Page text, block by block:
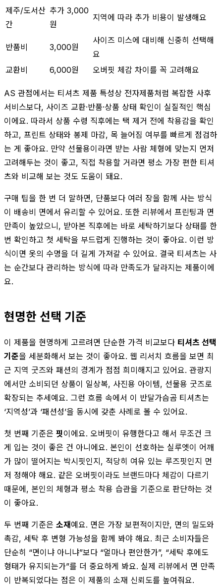
제주/도서산
간
추가 3,000
원
지역에 따라 추가 비용이 발생해요
반품비 3,000원
사이즈 미스에 대비해 신중히 선택해
요
교환비
6,000원 오버핏 체감 차이를 꼭 고려해요
AS 관점에서는 티셔츠 제품 특성상 전자제품처럼 복잡한 사후
서비스보다, 사이즈 교환·반품·상품 상태 확인이 실질적인 핵심
이에요. 따라서 상품 수령 직후에는 택 제거 전에 착용감을 확인
하고, 프린트 상태와 봉제 마감, 목 늘어짐 여부를 빠르게 점검하
는 게 좋아요. 만약 선물용이라면 받는 사람 체형에 맞는지 먼저
고려해두는 것이 좋고, 직접 착용할 거라면 평소 가장 편한 티셔
츠와 비교해 보는 것도 도움이 돼요.
구매 팁을 한 번 더 말하면, 단품보다 여러 장을 함께 사는 방식
이 배송비 면에서 유리할 수 있어요. 또한 리뷰에서 프린팅과 면
만족이 높았으니, 받아본 직후에는 바로 세탁하기보다 상태를 한
번 확인하고 첫 세탁을 부드럽게 진행하는 것이 좋아요. 이런 방
식이면 옷의 수명을 더 길게 가져갈 수 있어요. 결국 티셔츠는 사
는 순간보다 관리하는 방식에 따라 만족도가 달라지는 제품이에
요.
현명한 선택 기준
이 제품을 현명하게 고르려면 단순한 가격 비교보다 티셔츠 선택
기준을 세분화해서 보는 것이 좋아요. 웹 리서치 흐름을 보면 최
근 지역 굿즈와 패션의 경계가 점점 희미해지고 있어요. 관광지
에서만 소비되던 상품이 일상복, 사진용 아이템, 선물용 굿즈로
확장되는 추세예요. 그런 흐름 속에서 이 반달가슴곰 티셔츠는
‘지역성’과 ‘패션성’을 동시에 갖춘 사례로 볼 수 있어요.
첫 번째 기준은 핏이에요. 오버핏이 유행한다고 해서 무조건 크
게 입는 것이 좋은 건 아니에요. 본인이 선호하는 실루엣이 어깨
가 많이 떨어지는 박시핏인지, 적당히 여유 있는 루즈핏인지 먼
저 정해야 해요. 같은 오버핏이라도 브랜드마다 체감이 다르기
때문에, 본인의 체형과 평소 착용 습관을 기준으로 판단하는 것
이 좋아요.
두 번째 기준은 소재예요. 면은 가장 보편적이지만, 면의 밀도와
촉감, 세탁 후 변형 가능성을 함께 봐야 해요. 최근 소비자들은
단순히 “면이냐 아니냐”보다 “얼마나 편안한가”, “세탁 후에도
형태가 유지되는가”를 더 중요하게 봐요. 실제 리뷰에서 면 만족
이 반복되었다는 점은 이 제품의 소재 신뢰도를 높여줘요.